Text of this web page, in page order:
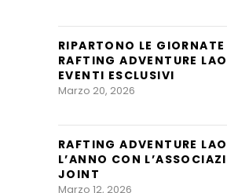
RIPARTONO LE
RAFTING ADVENTURE
EVENTI ESCLUSIVI
Marzo 20, 2026
RAFTING ADVENTURE
L’ANNO CON
JOINT
Marzo 12, 2026